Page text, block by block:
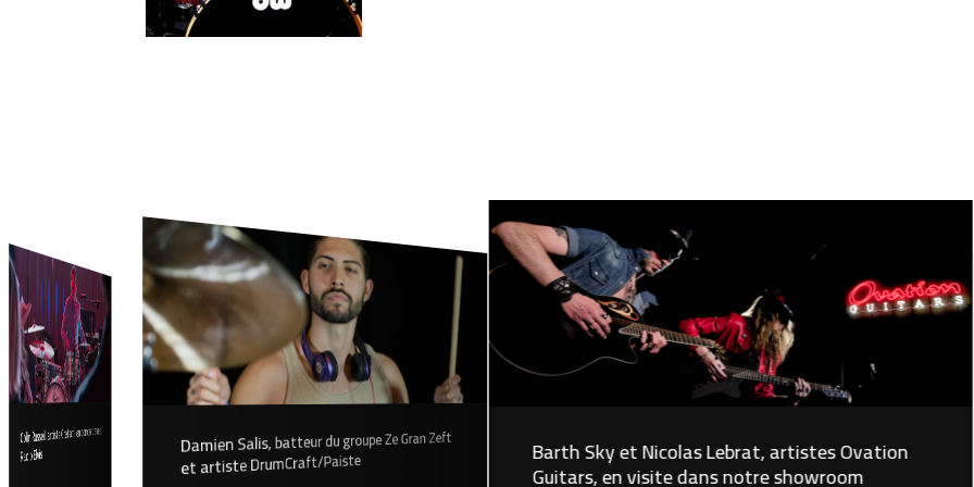
Colin Russeil, artiste Gretsch, en concert avec
Radio Elvis Damien Salis, batteur du groupe Ze Gran Zeft
et artiste DrumCraft/Paiste Barth Sky et Nicolas Lebrat, artistes Ovation
Guitars, en visite dans notre showroom